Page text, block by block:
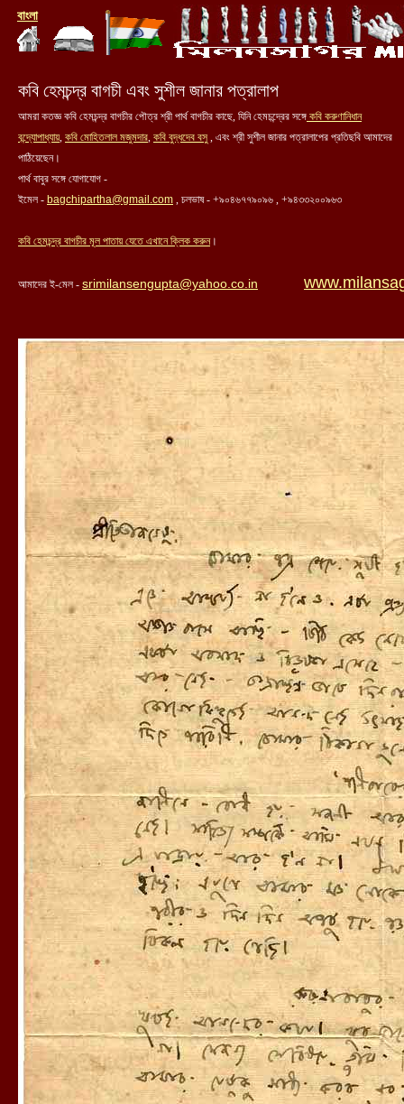
কবি হেমচন্দ্র বাগচী এবং সুশীল জানার পত্রালাপ
আমরা কতজ্ঞ কবি হেমচন্দ্র বাগচীর পৌত্র শ্রী পার্থ বাগচীর কাছে, যিনি হেমচন্দ্রের সঙ্গে কবি করুণানিধান
বন্দ্যোপাধ্যায়, কবি মোহিতলাল মজুমদার, কবি বুদ্ধদেব বসু , এবং শ্রী সুশীল জানার পত্রালাপের প্রতিছবি আমাদের
পাঠিয়েছেন।
পার্থ বাবুর সঙ্গে যোগাযোগ -
ইমেল - bagchipartha@gmail.com , চলভাষ - +৯০৪৬৭৭৯০৯৬ , +৯৪৩৩২০০৯৬৩
কবি হেমচন্দ্র বাগচীর মূল পাতায় যেতে এখানে ক্লিক করুন।
আমাদের ই-মেল - srimilansengupta@yahoo.co.in
বাংলা